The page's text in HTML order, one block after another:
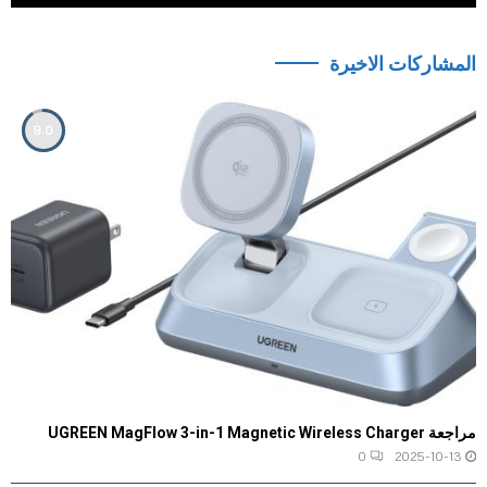
المشاركات الاخيرة
مراجعة UGREEN MagFlow 3-in-1 Magnetic Wireless Charger
2025-10-13
0
9.0